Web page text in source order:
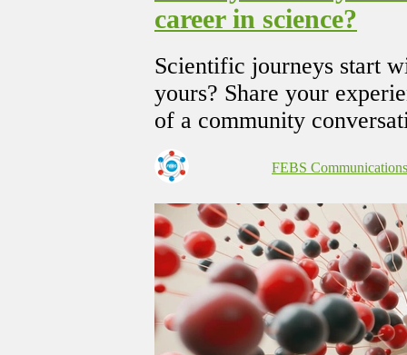
career in science?
Scientific journeys start
yours? Share your
of a community
FEBS Communications